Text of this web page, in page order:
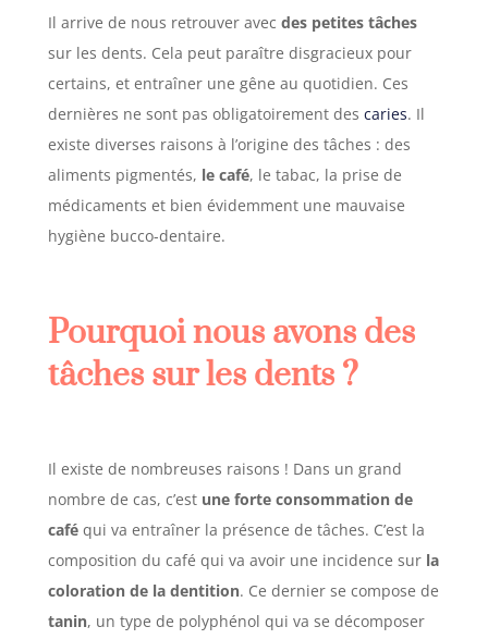
Il arrive de nous retrouver avec des petites tâches
sur les dents. Cela peut paraître disgracieux pour
certains, et entraîner une gêne au quotidien. Ces
dernières ne sont pas obligatoirement des caries. Il
existe diverses raisons à l’origine des tâches : des
aliments pigmentés, le café, le tabac, la prise de
médicaments et bien évidemment une mauvaise
hygiène bucco-dentaire.
Pourquoi nous avons des
tâches sur les dents ?
Il existe de nombreuses raisons ! Dans un grand
nombre de cas, c’est une forte consommation de
caféqui va entraîner la présence de tâches. C’est la
composition du café qui va avoir une incidence sur la
coloration de la dentition. Ce dernier se compose de
tanin, un type de polyphénol qui va se décomposer